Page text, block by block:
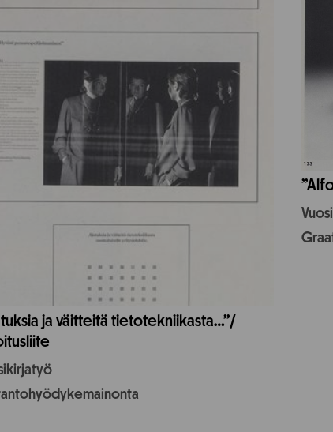
ja väitteitä tietotekniikasta…”/